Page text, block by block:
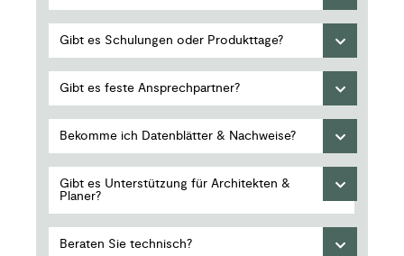
Gibt es Schulungen oder Produkttage?
Gibt es feste Ansprechpartner?
Bekomme ich Datenblätter & Nachweise?
Gibt es Unterstützung für Architekten &
Planer?
Beraten Sie technisch?